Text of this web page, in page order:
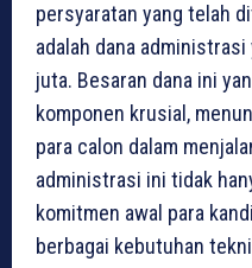
persyaratan yang telah
adalah dana
juta. Besaran dana ini
komponen krusial,
para calon dalam
administrasi ini tidak
komitmen awal para
berbagai kebutuhan